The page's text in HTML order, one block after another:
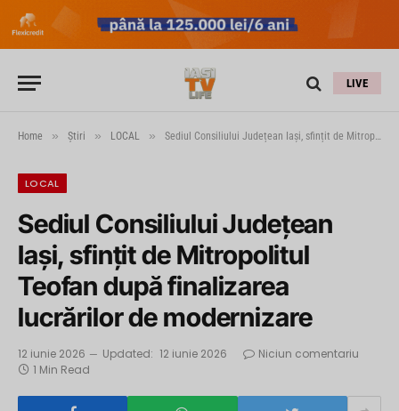
LIVE
Home » Știri » LOCAL » Sediul Consiliului Județean Iași, sfințit de Mitropolitul Teofan după finalizarea lucrărilor de modernizare
LOCAL
Sediul Consiliului Județean
Iași, sfințit de Mitropolitul
Teofan după finalizarea
lucrărilor de modernizare
12 iunie 2026 Updated: 12 iunie 2026
Niciun comentariu
1 Min Read